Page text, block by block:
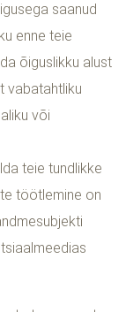
saanud
enne teie
õiguslikku alust
vabatahtliku
või
teie tundlikke
töötlemine on